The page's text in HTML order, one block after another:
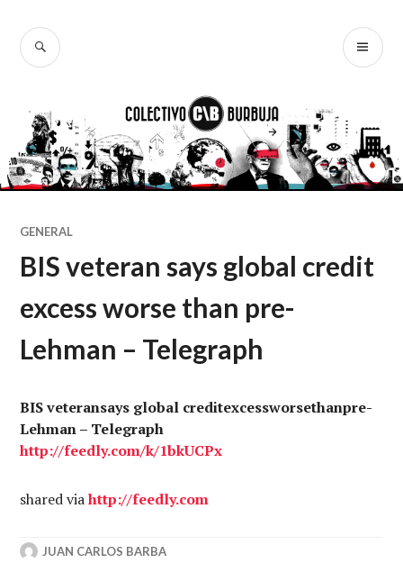
contenido
BUSCAR
GENERAL
BIS veteran says global credit
excess worse than pre-
Lehman – Telegraph
BIS veteransays global creditexcessworsethanpre-
Lehman – Telegraph
http://feedly.com/k/1bkUCPx
shared viahttp://feedly.com
JUAN CARLOS BARBA